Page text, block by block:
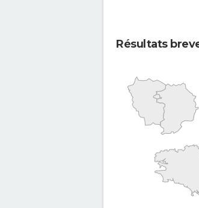
Résultats